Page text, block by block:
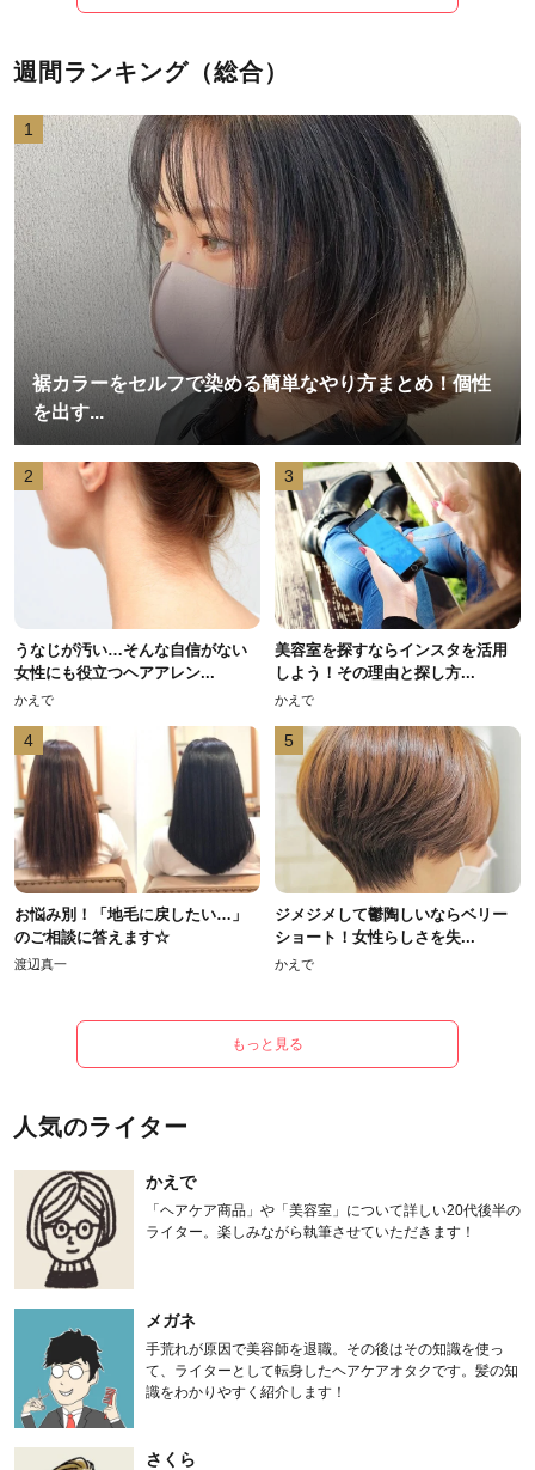
週間ランキング（総合）
1
裾カラーをセルフで染める簡単なやり方まとめ！個性
を出す...
2
うなじが汚い…そんな自信がない
女性にも役立つヘアアレン...
かえで
3
美容室を探すならインスタを活用
しよう！その理由と探し方...
かえで
4
お悩み別！「地毛に戻したい…」
のご相談に答えます☆
渡辺真一
5
ジメジメして鬱陶しいならベリー
ショート！女性らしさを失...
かえで
もっと見る
人気のライター
かえで
「ヘアケア商品」や「美容室」について詳しい20代後半の
ライター。楽しみながら執筆させていただきます！
メガネ
手荒れが原因で美容師を退職。その後はその知識を使っ
て、ライターとして転身したヘアケアオタクです。髪の知
識をわかりやすく紹介します！
さくら